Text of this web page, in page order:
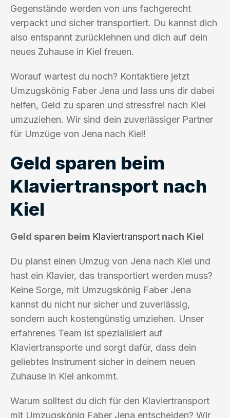
Gegenstände werden von uns fachgerecht
verpackt und sicher transportiert. Du kannst dich
also entspannt zurücklehnen und dich auf dein
neues Zuhause in Kiel freuen.
Worauf wartest du noch? Kontaktiere jetzt
Umzugskönig Faber Jena und lass uns dir dabei
helfen, Geld zu sparen und stressfrei nach Kiel
umzuziehen. Wir sind dein zuverlässiger Partner
für Umzüge von Jena nach Kiel!
Geld sparen beim
Klaviertransport nach
Kiel
Geld sparen beim Klaviertransport nach Kiel
Du planst einen Umzug von Jena nach Kiel und
hast ein Klavier, das transportiert werden muss?
Keine Sorge, mit Umzugskönig Faber Jena
kannst du nicht nur sicher und zuverlässig,
sondern auch kostengünstig umziehen. Unser
erfahrenes Team ist spezialisiert auf
Klaviertransporte und sorgt dafür, dass dein
geliebtes Instrument sicher in deinem neuen
Zuhause in Kiel ankommt.
Warum solltest du dich für den Klaviertransport
mit Umzugskönig Faber Jena entscheiden? Wir